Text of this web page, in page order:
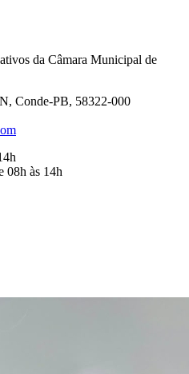
da Câmara Municipal de
Conde-PB, 58322-000
08h às 14h